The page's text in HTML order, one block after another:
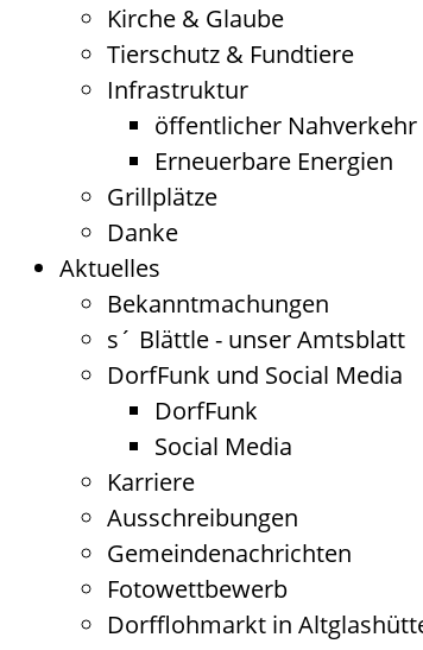
Kirche & Glaube
Tierschutz & Fundtiere
Infrastruktur
öffentlicher Nahverkehr
Erneuerbare Energien
Grillplätze
Danke
Aktuelles
Bekanntmachungen
s´ Blättle - unser Amtsblatt
DorfFunk und Social Media
DorfFunk
Social Media
Karriere
Ausschreibungen
Gemeindenachrichten
Fotowettbewerb
Dorfflohmarkt in